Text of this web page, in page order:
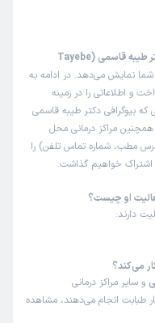
این صفحه مثل سایت نوبت‌دهی اینترنتی دکتر طیبه قاسمی (Tayebe
شما نمایش می‌دهد. در ادامه به
و اطلاعاتی را در زمینه
بیوگرافی دکتر طیبه قاسمی
همچنین مراکز درمانی محل
مطب، شماره تماس تلفن) را
اشتراک خواهیم گذاشت.
او چیست؟
می‌کند؟
و سایر مراکز درمانی
طبابت انجام می‌دهند، مشاهده